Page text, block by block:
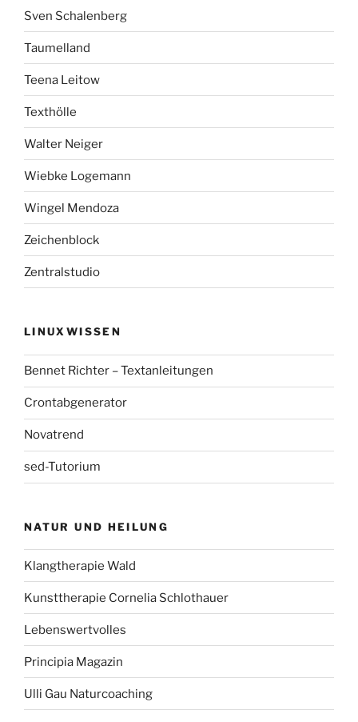
Sven Schalenberg
Taumelland
Teena Leitow
Texthölle
Walter Neiger
Wiebke Logemann
Wingel Mendoza
Zeichenblock
Zentralstudio
LINUXWISSEN
Bennet Richter – Textanleitungen
Crontabgenerator
Novatrend
sed-Tutorium
NATUR UND HEILUNG
Klangtherapie Wald
Kunsttherapie Cornelia Schlothauer
Lebenswertvolles
Principia Magazin
Ulli Gau Naturcoaching